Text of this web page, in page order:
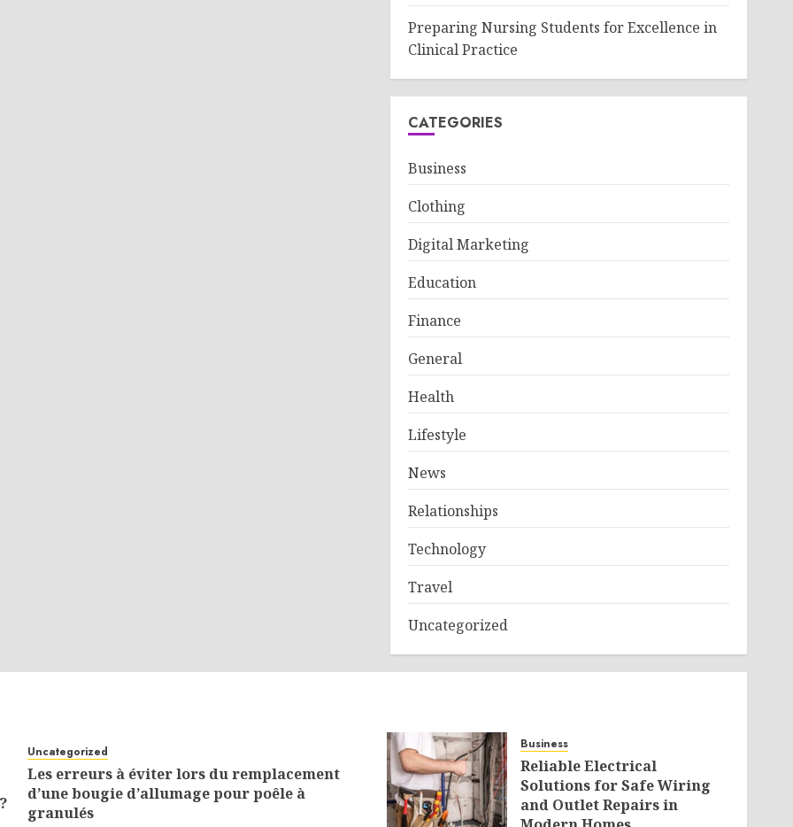
Preparing Nursing Students for Excellence in
Clinical Practice
CATEGORIES
Business
Clothing
Digital Marketing
Education
Finance
General
Health
Lifestyle
News
Relationships
Technology
Travel
Uncategorized
Uncategorized
Les erreurs à éviter lors du remplacement
d’une bougie d’allumage pour poêle à
granulés
Business
Reliable Electrical
Solutions for Safe Wiring
and Outlet Repairs in